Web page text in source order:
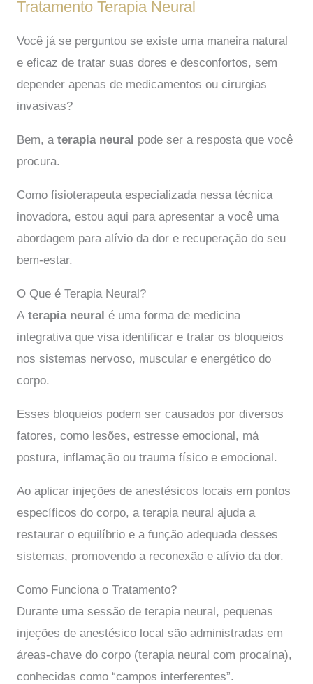
Tratamento Terapia Neural
Você já se perguntou se existe uma maneira natural
e eficaz de tratar suas dores e desconfortos, sem
depender apenas de medicamentos ou cirurgias
invasivas?
Bem, a terapia neural pode ser a resposta que você
procura.
Como fisioterapeuta especializada nessa técnica
inovadora, estou aqui para apresentar a você uma
abordagem para alívio da dor e recuperação do seu
bem-estar.
O Que é Terapia Neural?
A terapia neural é uma forma de medicina
integrativa que visa identificar e tratar os bloqueios
nos sistemas nervoso, muscular e energético do
corpo.
Esses bloqueios podem ser causados por diversos
fatores, como lesões, estresse emocional, má
postura, inflamação ou trauma físico e emocional.
Ao aplicar injeções de anestésicos locais em pontos
específicos do corpo, a terapia neural ajuda a
restaurar o equilíbrio e a função adequada desses
sistemas, promovendo a reconexão e alívio da dor.
Como Funciona o Tratamento?
Durante uma sessão de terapia neural, pequenas
injeções de anestésico local são administradas em
áreas-chave do corpo (terapia neural com procaína),
conhecidas como “campos interferentes”.